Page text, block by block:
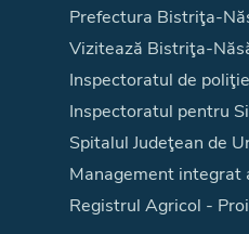
Prefectura Bistriţa-
Vizitează Bistriţa-
Inspectoratul de poliţie
Inspectoratul pentru
Spitalul Judeţean de
Management integrat
Registrul Agricol -